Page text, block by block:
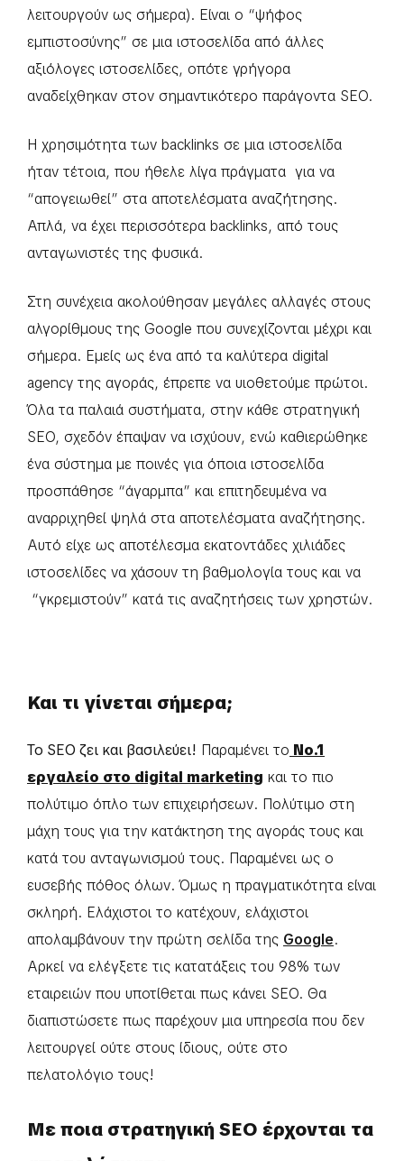
λειτουργούν ως σήμερα). Είναι ο “ψήφος
εμπιστοσύνης” σε μια ιστοσελίδα από άλλες
αξιόλογες ιστοσελίδες, οπότε γρήγορα
αναδείχθηκαν στον σημαντικότερο παράγοντα SEO.
Η χρησιμότητα των backlinks σε μια ιστοσελίδα
ήταν τέτοια, που ήθελε λίγα πράγματα για να
“απογειωθεί” στα αποτελέσματα αναζήτησης.
Απλά, να έχει περισσότερα backlinks, από τους
ανταγωνιστές της φυσικά.
Στη συνέχεια ακολούθησαν μεγάλες αλλαγές στους
αλγορίθμους της Google που συνεχίζονται μέχρι και
σήμερα. Εμείς ως ένα από τα καλύτερα digital
agency της αγοράς, έπρεπε να υιοθετούμε πρώτοι.
Όλα τα παλαιά συστήματα, στην κάθε στρατηγική
SEO, σχεδόν έπαψαν να ισχύουν, ενώ καθιερώθηκε
ένα σύστημα με ποινές για όποια ιστοσελίδα
προσπάθησε “άγαρμπα” και επιτηδευμένα να
αναρριχηθεί ψηλά στα αποτελέσματα αναζήτησης.
Αυτό είχε ως αποτέλεσμα εκατοντάδες χιλιάδες
ιστοσελίδες να χάσουν τη βαθμολογία τους και να
“γκρεμιστούν” κατά τις αναζητήσεις των χρηστών.
Και τι γίνεται σήμερα;
Το SEO ζει και βασιλεύει! Παραμένει το Νο.1
εργαλείο στο digital marketing και το πιο
πολύτιμο όπλο των επιχειρήσεων. Πολύτιμο στη
μάχη τους για την κατάκτηση της αγοράς τους και
κατά του ανταγωνισμού τους. Παραμένει ως ο
ευσεβής πόθος όλων. Όμως η πραγματικότητα είναι
σκληρή. Ελάχιστοι το κατέχουν, ελάχιστοι
απολαμβάνουν την πρώτη σελίδα της Google.
Αρκεί να ελέγξετε τις κατατάξεις του 98% των
εταιρειών που υποτίθεται πως κάνει SEO. Θα
διαπιστώσετε πως παρέχουν μια υπηρεσία που δεν
λειτουργεί ούτε στους ίδιους, ούτε στο
πελατολόγιο τους!
Με ποια στρατηγική SEO έρχονται τα